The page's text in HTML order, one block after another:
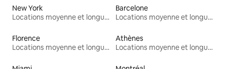
New York
Locations moyenne et longue durée
Barcelone
Locations moyenne et longue durée
Florence
Locations moyenne et longue durée
Athènes
Locations moyenne et longue durée